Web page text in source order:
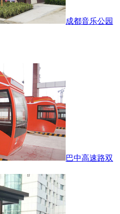
成都音乐公园
巴中高速路双